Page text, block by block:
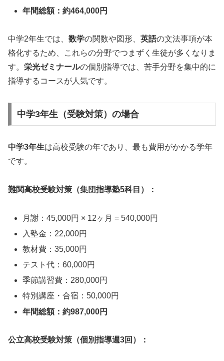
年間総額：約464,000円
中学2年生では、 数学の関数や図形、 英語の文法事項が本
格化するため、これらの分野でつまずく生徒が多くなりま
す。 栄光ゼミナールの個別指導では、苦手分野を集中的に
指導するコースが人気です。
中学3年生（受験対策）の場合
中学3年生は高校受験の年であり、最も費用がかかる学年
です。
難関高校受験対策（集団指導塾5科目）：
月謝：45,000円 × 12ヶ月 = 540,000円
入塾金：22,000円
教材費：35,000円
テスト代：60,000円
季節講習費：280,000円
特別講座・合宿：50,000円
年間総額：約987,000円
公立高校受験対策（個別指導週3回）：